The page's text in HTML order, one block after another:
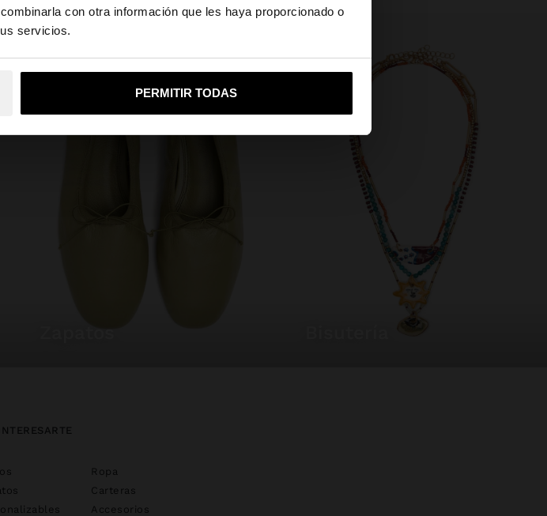
con otra información que les haya proporcionado o
servicios.
PERMITIR TODAS
ir a la web de United States?
la web de España Sí, llévame a United States
Ropa
Carteras
Accesorios